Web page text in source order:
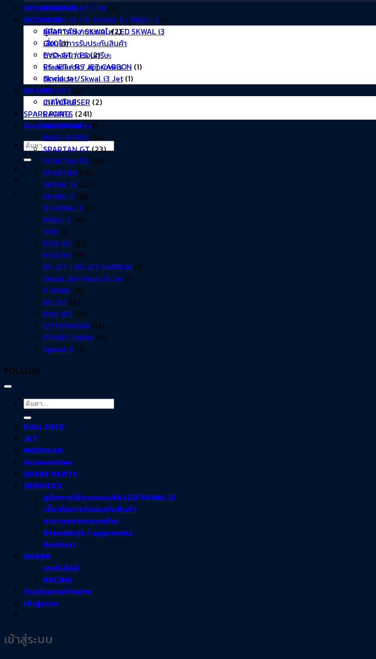
SPARE PARTS
SERVICES
คู่มือการใช้งานระบบไฟ LED SKWAL i3
เงื่อนไขการรับประกันสินค้า
ตารางขนาดรอบศรีษะ
Standards / approvals
ติดต่อเรา
SHARK
เทคโนโลยี
RACING
ร้านตัวแทนจำหน่าย
ค้นหา:
SPARTAN GT / RS (2)
SKWAL i3 / D-SKWAL 3 / RIDILL 2 (1)
SPARTAN / SKWAL(2)
OXO(1)
EVO-GT / ES (2)
RS JET / RS JET CARBON (1)
Skwal Jet/Skwal i3 Jet (1)
EVOJET (2)
CITYCRUISER (2)
SPARE PARTS (241)
AERON GP(29)
RACE-R PRO (34)
SPARTAN GT(23)
SPARTAN RS (19)
SPARTAN (13)
SKWAL i3 (22)
SKWAL 2 (18)
D-SKWAL 3 (17)
RIDILL 2 (16)
OXO (1)
EVO-GT (21)
EVO-ES (19)
RS JET / RS JET CARBON (1)
Skwal Jet/Skwal i3 Jet (1)
S-DRAK (9)
RS JET (6)
EVO JET (17)
CITYCRUISER (13)
STREET-DRAK (9)
Speed-R (8)
FOLLOW
ค้นหา:
FULL FACE
JET
MODULAR
Accessories
SPARE PARTS
SERVICES
คู่มือการใช้งานระบบไฟ LED SKWAL i3
เงื่อนไขการรับประกันสินค้า
ตารางขนาดรอบศรีษะ
Standards / approvals
ติดต่อเรา
SHARK
เทคโนโลยี
RACING
ร้านตัวแทนจำหน่าย
เข้าสู่ระบบ
เข้าสู่ระบบ